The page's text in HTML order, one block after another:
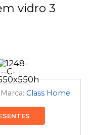
vidro 3
Class Home